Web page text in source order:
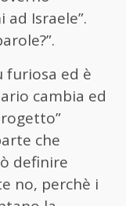
Israele”.
furiosa ed è
cambia ed
che
definire
no, perchè i